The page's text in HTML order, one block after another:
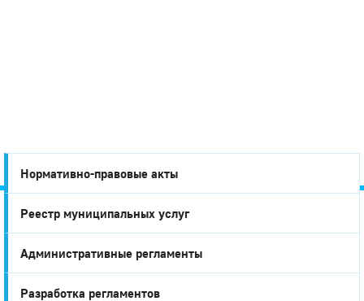
Город
Глазов
Нормативно-правовые акты
Реестр муниципальных услуг
Административные регламенты
Разработка регламентов